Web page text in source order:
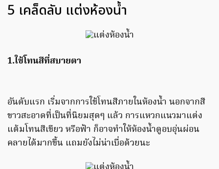
5 เคล็ดลับ แต่งห้องน้ำ
1.ใช้โทนสีที่สบายตา
อันดับแรก เริ่มจากการใช้โทนสีภายในห้องน้ำ นอกจากสี
ขาวสะอาดที่เป็นที่นิยมสุดๆ แล้ว การแหวกแนวมาแต่ง
แต้มโทนสีเขียว หรือฟ้า ก็อาจทำให้ห้องน้ำดูอบอุ่นผ่อน
คลายได้มากขึ้น แถมยังไม่น่าเบื่อด้วยนะ